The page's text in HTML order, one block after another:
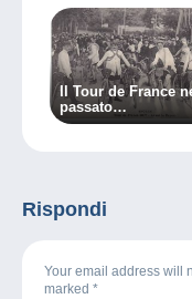
Il Tour de France
passato…
Rispondi
Your email address will
marked *